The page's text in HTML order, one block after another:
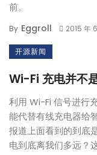
前。
By Eggroll 2015 年
开源新闻
Wi-Fi 充电并不
利用 Wi-Fi 信号进行
能代替有线充电器给
报道上面看到的到底
电到底离我们多远？